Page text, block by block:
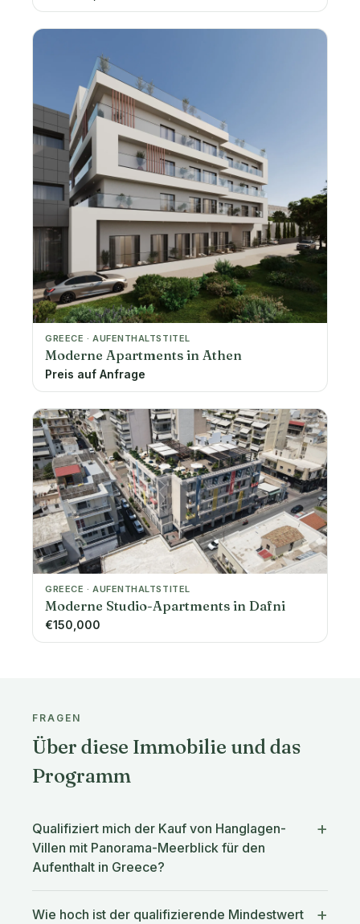
GREECE · AUFENTHALTSTITEL
Moderne Apartments in Athen
Preis auf Anfrage
GREECE · AUFENTHALTSTITEL
Moderne Studio-Apartments in Dafni
€150,000
FRAGEN
Über diese Immobilie und das
Programm
Qualifiziert mich der Kauf von Hanglagen-
Villen mit Panorama-Meerblick für den
Aufenthalt in Greece?
Wie hoch ist der qualifizierende Mindestwert